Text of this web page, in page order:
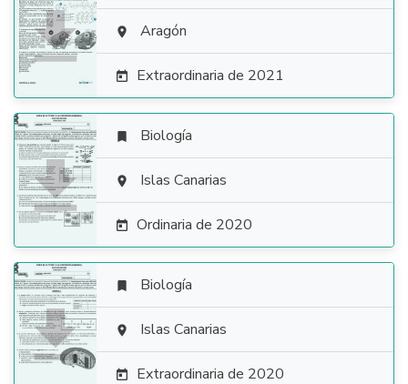
  Aragón
 Extraordinaria de 2021

 Biología
 Islas Canarias
 Ordinaria de 2020

 Biología
 Islas Canarias
 Extraordinaria de 2020